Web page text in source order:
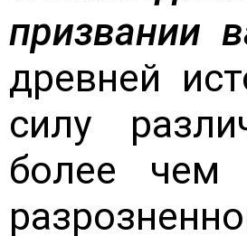
призвании
древней
силу
более чем